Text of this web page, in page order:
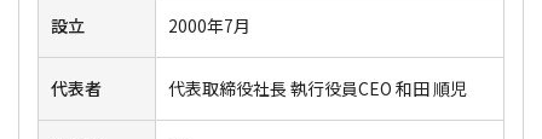
設立 2000年7月
代表者 代表取締役社長 執行役員CEO 和田 順児